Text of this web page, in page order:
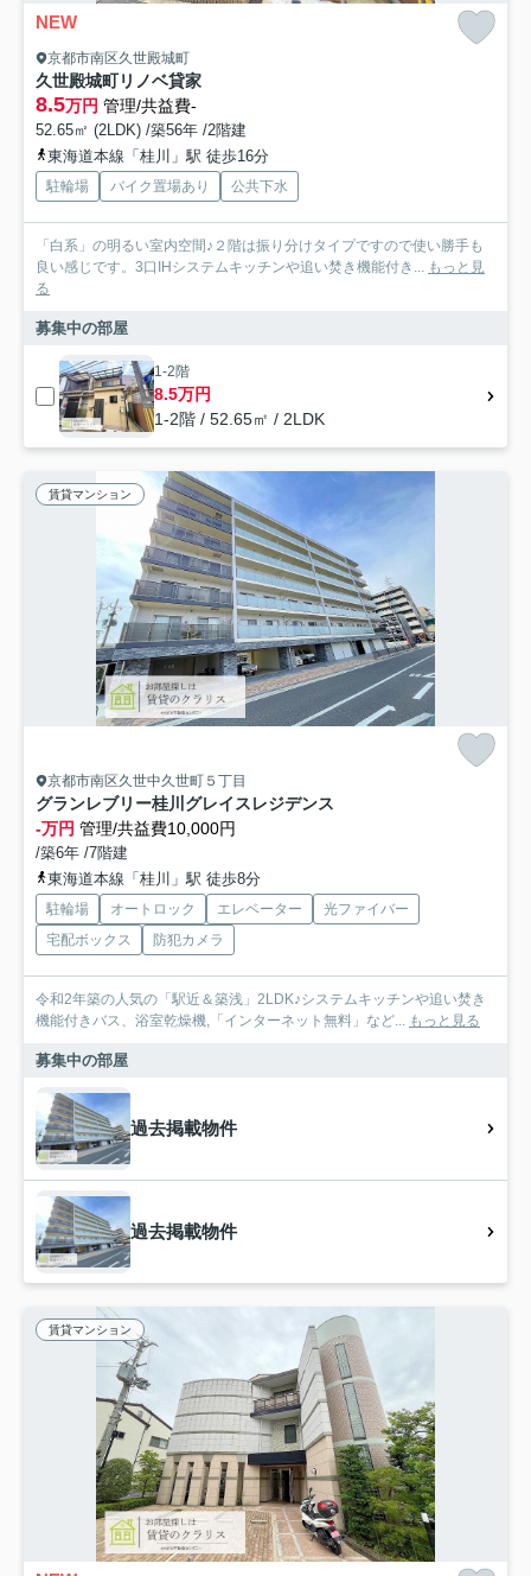
NEW
京都市南区久世殿城町
久世殿城町リノベ貸家
8.5万円 管理/共益費-
52.65㎡ (2LDK) /築56年 /2階建
東海道本線「桂川」駅 徒歩16分
駐輪場 バイク置場あり 公共下水
「白系」の明るい室内空間♪２階は振り分けタイプですので使い勝手も
良い感じです。3口IHシステムキッチンや追い焚き機能付き... もっと見
る
募集中の部屋
1-2階
8.5万円
1-2階 / 52.65㎡ / 2LDK
賃貸マンション
京都市南区久世中久世町５丁目
グランレブリー桂川グレイスレジデンス
-万円 管理/共益費10,000円
/築6年 /7階建
東海道本線「桂川」駅 徒歩8分
駐輪場 オートロック エレベーター
光ファイバー
宅配ボックス
防犯カメラ
令和2年築の人気の「駅近＆築浅」2LDK♪システムキッチンや追い焚き
機能付きバス、浴室乾燥機,「インターネット無料」など... もっと見る
募集中の部屋
過去掲載物件
過去掲載物件
賃貸マンション